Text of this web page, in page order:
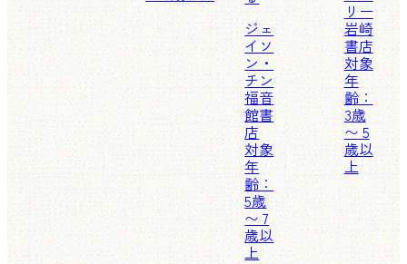
ジェ
イソ
ン・
チン
福音
館書
店
対象
年
齢：
5歳
〜 7
歳以
上
リー
岩崎
書店
対象
年
齢：
3歳
〜 5
歳以
上